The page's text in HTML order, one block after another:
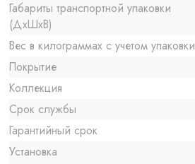
Габариты транспортной упаковки
(ДхШхВ)
Вес в килограммах с учетом упаковки
Покрытие
Коллекция
Срок службы
Гарантийный срок
Установка